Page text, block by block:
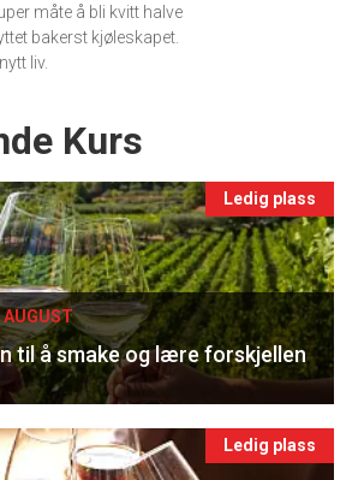
måte å bli kvitt halve
bakerst kjøleskapet.
liv.
Kurs
Ledig plass
AUGUST
til å smake og lære forskjellen
Ledig plass